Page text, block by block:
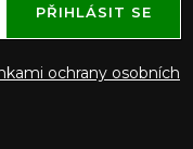
ochrany osobních
PŘIHLÁSIT SE